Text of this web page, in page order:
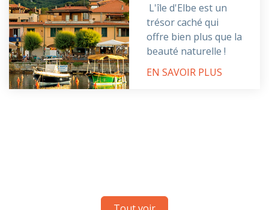
L'île d'Elbe est un
trésor caché qui
offre bien plus que la
beauté naturelle !
EN SAVOIR PLUS